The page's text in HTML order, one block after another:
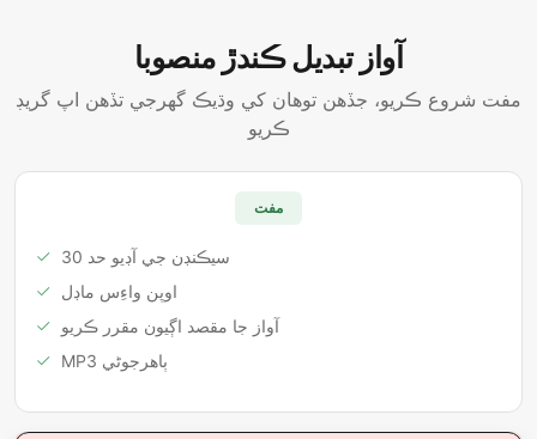
آواز تبديل ڪندڙ منصوبا
مفت شروع ڪريو، جڏھن توھان کي وڌيڪ گھرجي تڏھن اپ گريڊ
ڪريو
مفت
30 سيڪنڊن جي آڊيو حد
اوپن واءِس ماڊل
آواز جا مقصد اڳيون مقرر ڪريو
MP3 ٻاھرجوڻي